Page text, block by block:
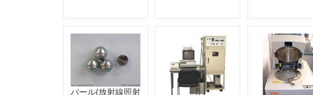
パール(放射線照射